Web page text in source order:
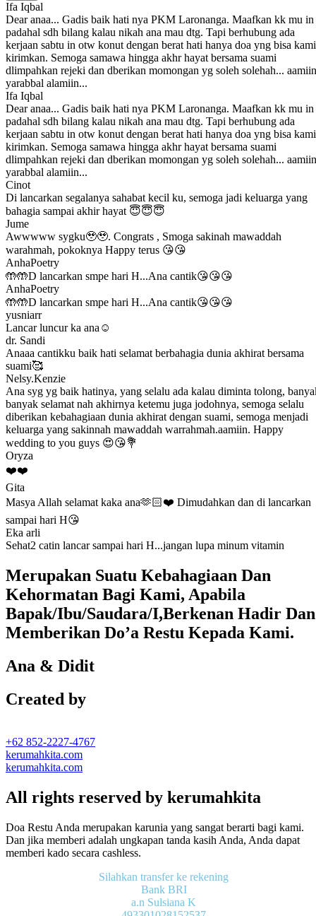
Ifa Iqbal
Dear anaa... Gadis baik hati nya PKM Laronanga. Maafkan kk mu in
padahal sdh bilang kalau nikah ana mau dtg. Tapi berhubung ada
kerjaan sabtu in otw konut dengan berat hati hanya doa yng bisa kami
kirimkan. Semoga samawa hingga akhr hayat bersama suami
dlimpahkan rejeki dan dberikan momongan yg soleh solehah... aamiin
yarabbal alamiin...
Ifa Iqbal
Dear anaa... Gadis baik hati nya PKM Laronanga. Maafkan kk mu in
padahal sdh bilang kalau nikah ana mau dtg. Tapi berhubung ada
kerjaan sabtu in otw konut dengan berat hati hanya doa yng bisa kami
kirimkan. Semoga samawa hingga akhr hayat bersama suami
dlimpahkan rejeki dan dberikan momongan yg soleh solehah... aamiin
yarabbal alamiin...
Cinot
Di lancarkan segalanya sahabat kecil ku, semoga jadi keluarga yang
bahagia sampai akhir hayat 😇😇😇
Jume
Awwwww sygku🥹🥹. Congrats , Smoga sakinah mawaddah
warahmah, pokoknya Happy terus 😘😘
AnhaPoetry
🤲🤲D lancarkan smpe hari H...Ana cantik😘😘😘
AnhaPoetry
🤲🤲D lancarkan smpe hari H...Ana cantik😘😘😘
yusniarr
Lancar luncur ka ana☺️
dr. Sandi
Anaaa cantikku baik hati selamat berbahagia dunia akhirat bersama
suami🥰
Nelsy.Kenzie
Ana syg yg baik hatinya, yang selalu ada kalau diminta tolong,
banyak selamat nah akhirnya ketemu juga jodohnya, semoga selalu
diberikan kebahagiaan dunia akhirat dengan suami, semoga menjadi
keluarga yang sakinnah mawaddah warrahmah.aamiin. Happy
wedding to you guys 😍😘💐
Oryza
❤️❤️
Gita
Masya Allah selamat kaka ana🫶🏻❤️ Dimudahkan dan di lancarkan
sampai hari H😘
Eka arli
Sehat2 catin lancar sampai hari H...jangan lupa minum vitamin
Merupakan Suatu Kebahagiaan Dan
Kehormatan Bagi Kami, Apabila
Bapak/Ibu/Saudara/I,Berkenan Hadir Dan
Memberikan Do’a Restu Kepada Kami.
Ana & Didit
Created by
+62 852-2227-4767
kerumahkita.com
kerumahkita.com
All rights reserved by kerumahkita
Doa Restu Anda merupakan karunia yang sangat berarti bagi kami.
Dan jika memberi adalah ungkapan tanda kasih Anda, Anda dapat
memberi kado secara cashless.
Silahkan transfer ke rekening
Bank BRI
a.n Sulsiana K